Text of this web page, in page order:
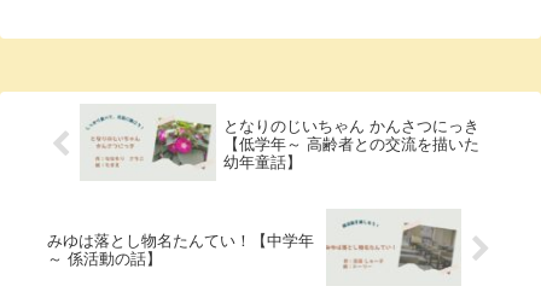
となりのじいちゃん かんさつにっき
【低学年～ 高齢者との交流を描いた
幼年童話】
みゆは落とし物名たんてい！【中学年
～ 係活動の話】